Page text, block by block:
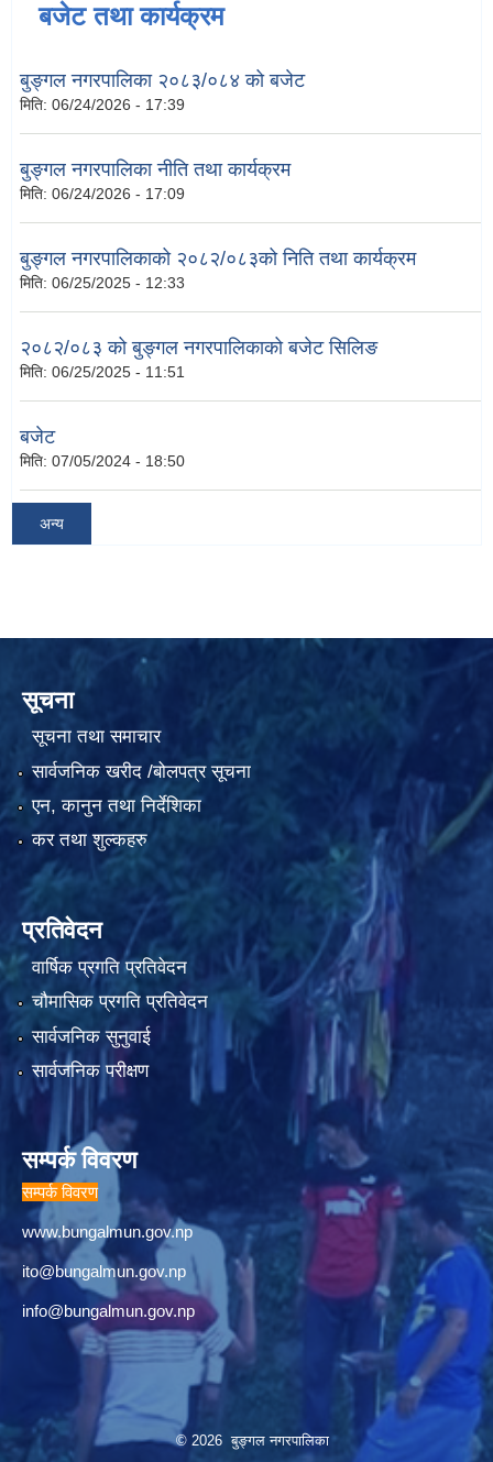
बजेट तथा कार्यक्रम
बुङ्गल नगरपालिका २०८३/०८४ को बजेट
मिति: 06/24/2026 - 17:39
बुङ्गल नगरपालिका नीति तथा कार्यक्रम
मिति: 06/24/2026 - 17:09
बुङ्गल नगरपालिकाको २०८२/०८३को निति तथा कार्यक्रम
मिति: 06/25/2025 - 12:33
२०८२/०८३ को बुङ्गल नगरपालिकाको बजेट सिलिङ
मिति: 06/25/2025 - 11:51
बजेट
मिति: 07/05/2024 - 18:50
अन्य
सूचना
सूचना तथा समाचार
सार्वजनिक खरीद /बोलपत्र सूचना
एन, कानुन तथा निर्देशिका
कर तथा शुल्कहरु
प्रतिवेदन
वार्षिक प्रगति प्रतिवेदन
चौमासिक प्रगति प्रतिवेदन
सार्वजनिक सुनुवाई
सार्वजनिक परीक्षण
सम्पर्क विवरण
सम्पर्क विवरण
www.bungalmun.gov.np
ito@bungalmun.gov.np
info@bungalmun.gov.np
© 2026 बुङ्गल नगरपालिका